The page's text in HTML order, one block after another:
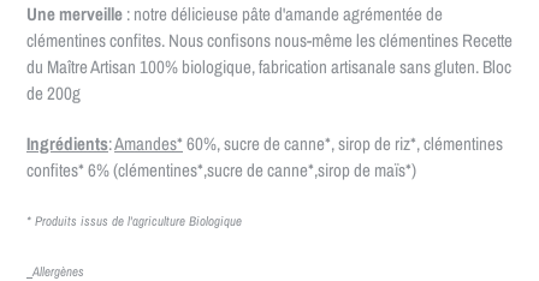
Une merveille: notre délicieuse pâte d'amande agrémentée de
clémentines confites. Nous confisons nous-même les clémentines Recette
du Maître Artisan 100% biologique, fabrication artisanale sans gluten. Bloc
de 200g
Ingrédients:Amandes*60%, sucre de canne*, sirop de riz*, clémentines
confites* 6% (clémentines*,sucre de canne*,sirop de maïs*)
* Produits issus de l'agriculture Biologique
Allergènes